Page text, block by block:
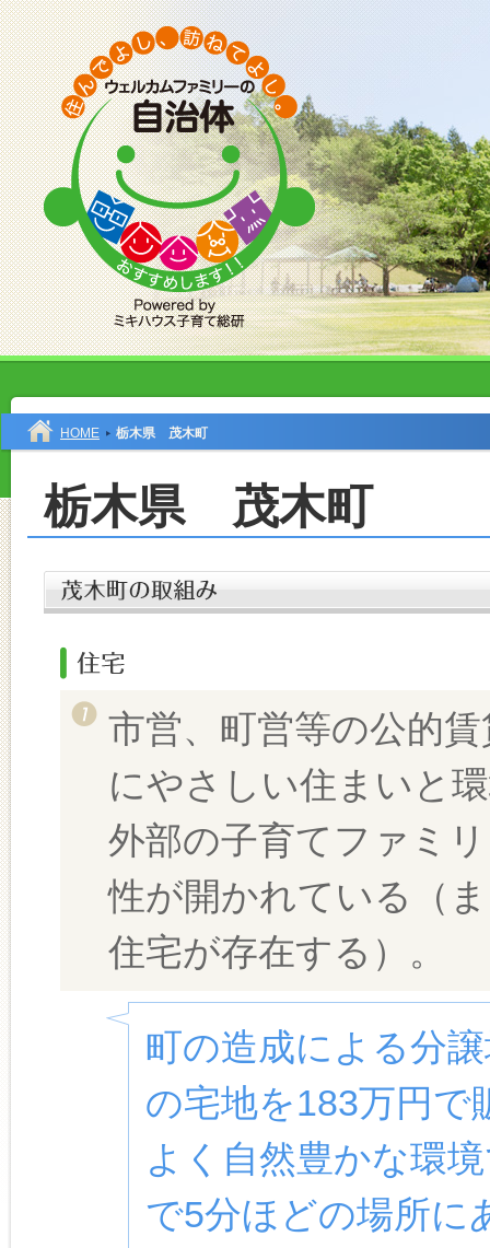
HOME 栃木県 茂木町
栃木県 茂木町
市営、町営等の公的
にやさしい住まいと
外部の子育てファミ
性が開かれている（
住宅が存在する）。
町の造成による分
の宅地を183万円で
よく自然豊かな環
で5分ほどの場所に